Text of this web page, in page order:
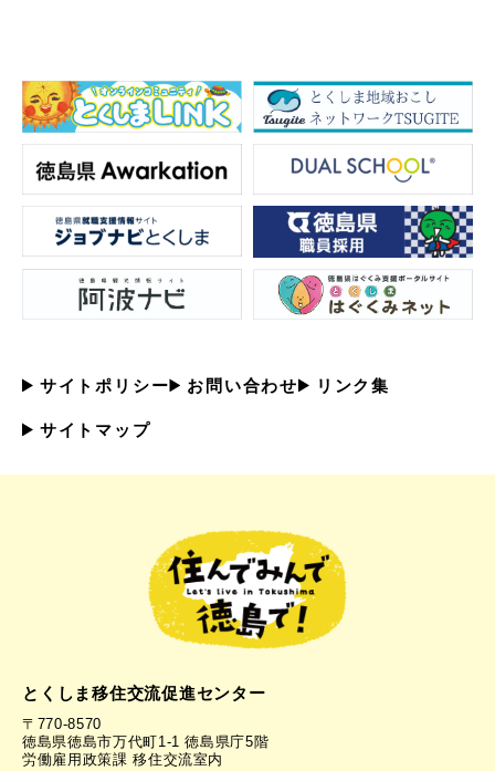
サイトポリシー お問い合わせ リンク集
サイトマップ
とくしま移住交流促進センター
〒770-8570
徳島県徳島市万代町1-1 徳島県庁5階
労働雇用政策課 移住交流室内